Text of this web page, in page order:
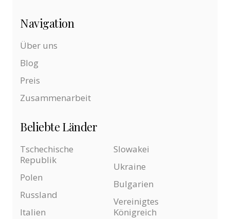
Navigation
Über uns
Blog
Preis
Zusammenarbeit
Beliebte Länder
Tschechische
Republik
Polen
Russland
Italien
Slowakei
Ukraine
Bulgarien
Vereinigtes
Königreich